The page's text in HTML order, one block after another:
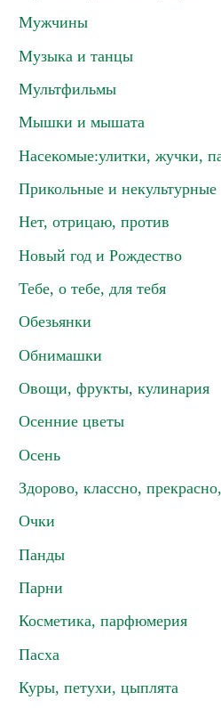
Мужчины
Музыка и танцы
Мультфильмы
Мышки и мышата
Насекомые:улитки, жучки,
Прикольные и некультурные
Нет, отрицаю, против
Новый год и Рождество
Тебе, о тебе, для тебя
Обезьянки
Обнимашки
Овощи, фрукты, кулинария
Осенние цветы
Осень
Здорово, классно,
Очки
Панды
Парни
Косметика, парфюмерия
Пасха
Куры, петухи, цыплята